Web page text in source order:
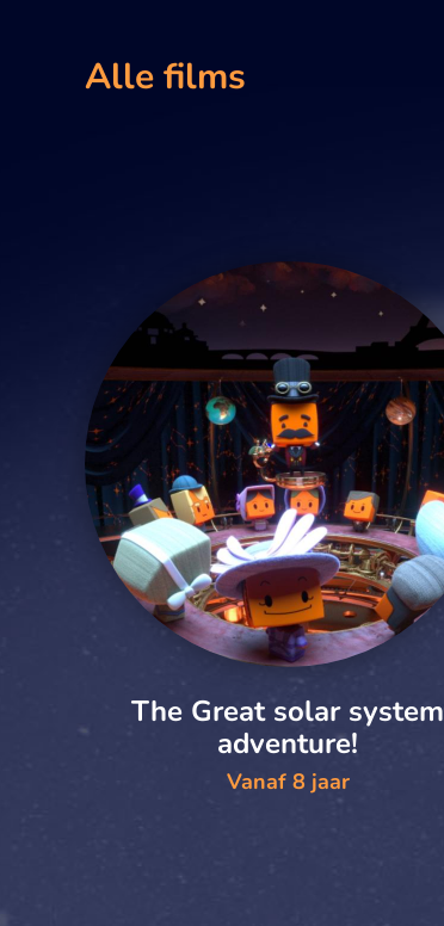
Alle films
The Great solar system
adventure!
Vanaf 8 jaar